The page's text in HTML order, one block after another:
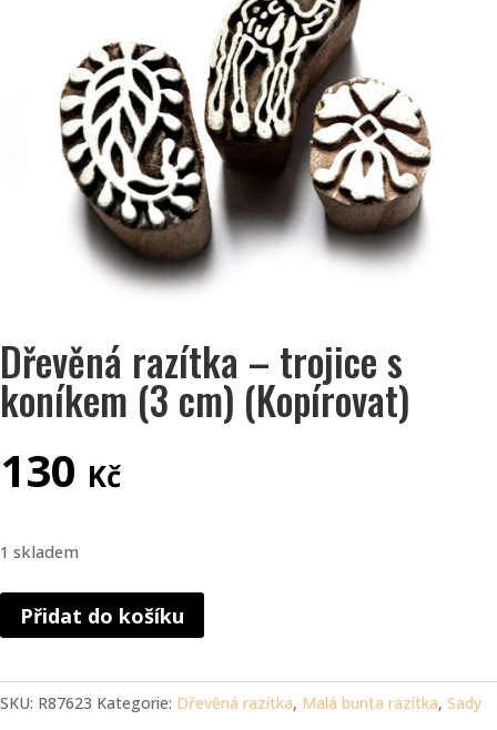
Dřevěná razítka – trojice s
koníkem (3 cm) (Kopírovat)
130 Kč
1 skladem
Dřevěná
razítka
trojice
s
Přidat do košíku
SKU: R87623 Kategorie: Dřevěná razítka, Malá bunta razítka, Sady